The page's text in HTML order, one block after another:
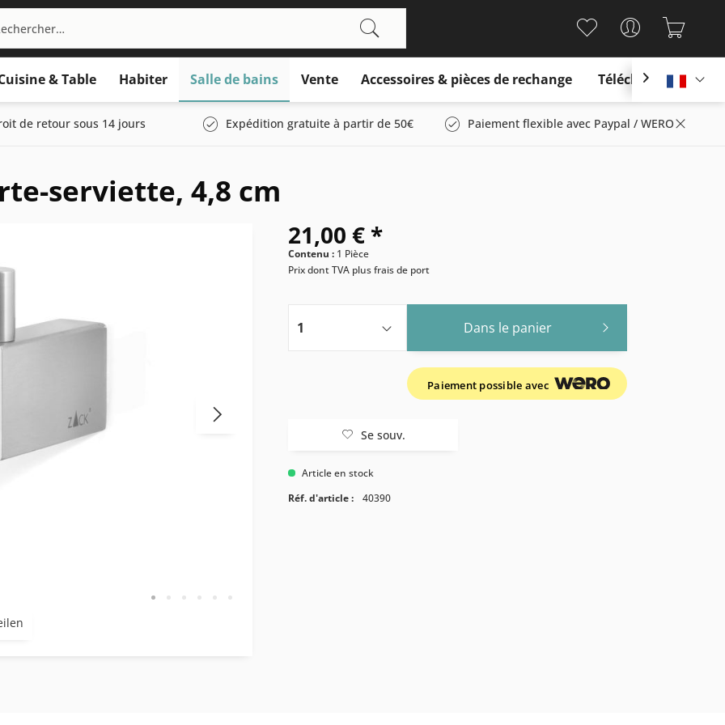
& Table Habiter Salle de bains Vente Accessoires & pièces de rechange Télécharger

de retour sous 14 jours Expédition gratuite à partir de 50€ Paiement flexible avec Paypal / WERO
serviette, 4,8 cm
21,00 € *
Contenu : 1 Pièce
Prix dont TVA plus frais de port
Dans le panier
Paiement possible avec
Se souv.
Article en stock
Réf. d'article :
40390